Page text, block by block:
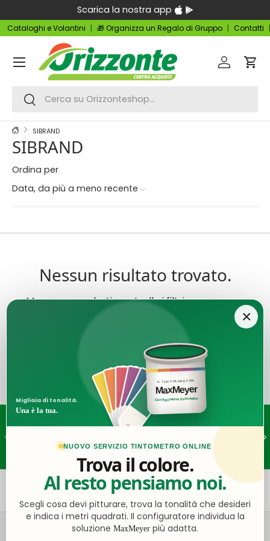
Passa ai contenuti
Scarica la nostra app
Cataloghi e Volantini 🎁 Organizza un Regalo di Gruppo Contatti
Cerca
Cerca
Accedi
Menu
SIBRAND
SIBRAND
Ordina per
Data, da più a meno recente
Nessun risultato trovato.
Ma non arrenderti: controlla i filtri o prova con
termini meno specifici.
Indietro
Assistenza dedicata
Consulta gli orari
Torna all’inizio
×
IL TUO COLORE CON
MaxMeyer
Configuratore tintometro
Migliaia di tonalità.
Una è la tua.
NUOVO SERVIZIO TINTOMETRO ONLINE
Trova il colore.
Al resto pensiamo noi.
Scegli cosa devi pitturare, trova la tonalità che desideri
e indica i metri quadrati. Il configuratore individua la
soluzione MaxMeyer più adatta.